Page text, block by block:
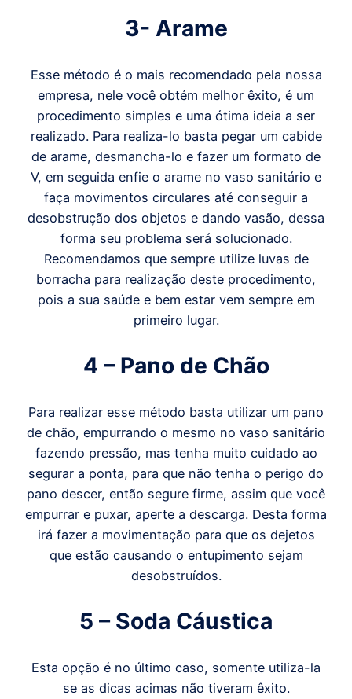
3- Arame
Esse método é o mais recomendado pela nossa
empresa, nele você obtém melhor êxito, é um
procedimento simples e uma ótima ideia a ser
realizado. Para realiza-lo basta pegar um cabide
de arame, desmancha-lo e fazer um formato de
V, em seguida enfie o arame no vaso sanitário e
faça movimentos circulares até conseguir a
desobstrução dos objetos e dando vasão, dessa
forma seu problema será solucionado.
Recomendamos que sempre utilize luvas de
borracha para realização deste procedimento,
pois a sua saúde e bem estar vem sempre em
primeiro lugar.
4 – Pano de Chão
Para realizar esse método basta utilizar um pano
de chão, empurrando o mesmo no vaso sanitário
fazendo pressão, mas tenha muito cuidado ao
segurar a ponta, para que não tenha o perigo do
pano descer, então segure firme, assim que você
empurrar e puxar, aperte a descarga. Desta forma
irá fazer a movimentação para que os dejetos
que estão causando o entupimento sejam
desobstruídos.
5 – Soda Cáustica
Esta opção é no último caso, somente utiliza-la
se as dicas acimas não tiveram êxito.